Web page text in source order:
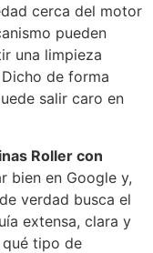
cerca del motor
pueden
una limpieza
de forma
salir caro en
Roller con
bien en Google y,
verdad busca el
extensa, clara y
tipo de